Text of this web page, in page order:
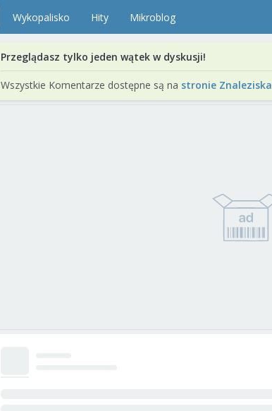
Wykopalisko Hity Mikroblog
Przeglądasz tylko jeden wątek w dyskusji!
Wszystkie Komentarze dostępne są na stronie Znaleziska